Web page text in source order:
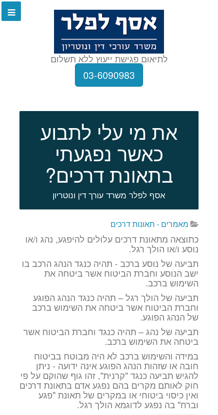
לתיאום פגישת ייעוץ ללא תשלום
03-6090983
את מי עלי לתבוע
כאשר נפגעתי
בתאונת דרכים?
אסף לפלר משרד עורך דין ונוטריון
מאמרים - תאונות דרכים
כתוצאה מתאונת דרכים עלולים להיפגע, נהג ו/או
נוסע ו/או הולך רגל.
תביעה של נוסע ברכב - תהיה כנגד הנהג הרכב בו
ישב הנוסע וחברת הביטוח אשר ביטחה את
השימוש ברכב.
תביעה של הולך רגל – תהיה כנגד הנהג הפוגע
וחברת הביטוח אשר ביטחה את השימוש ברכב
של הנהג הפוגע.
תביעה של נהג – תהיה כנגד וחברת הביטוח אשר
ביטחה את השימוש ברכב.
במידה והשימוש ברכב לא היה מבוטח בביטוח
חובה או שזהות הנהג הפוגע אינה ידועה - ניתן
להגיש תביעה כנגד "קרנית", זהו גוף שהוקם על פי
חוק לאותם מקרים בהם נפגע אדם בתאונת דרכים
ואין כיסוי ביטוחי או במקרים של תאונת "פגע
וברח" בה נפגע לדוגמא הולך רגל.